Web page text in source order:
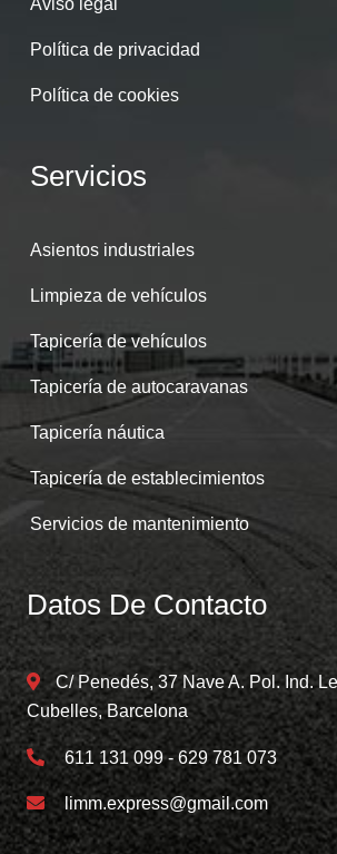
Aviso legal
Política de privacidad
Política de cookies
Servicios
Asientos industriales
Limpieza de vehículos
Tapicería de vehículos
Tapicería de autocaravanas
Tapicería náutica
Tapicería de establecimientos
Servicios de mantenimiento
Datos De Contacto
C/ Penedés, 37 Nave A. Pol. Ind.
Cubelles, Barcelona
611 131 099 - 629 781 073
limm.express@gmail.com